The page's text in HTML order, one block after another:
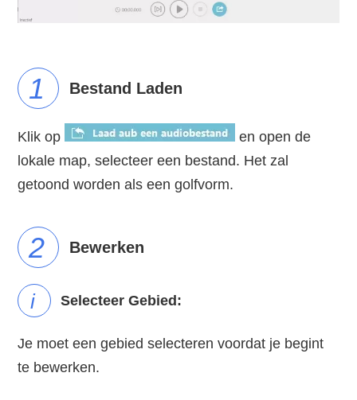
1 Bestand Laden
Klik op
en open de
lokale map, selecteer een bestand. Het zal
getoond worden als een golfvorm.
2 Bewerken
i Selecteer Gebied:
Je moet een gebied selecteren voordat je begint
te bewerken.